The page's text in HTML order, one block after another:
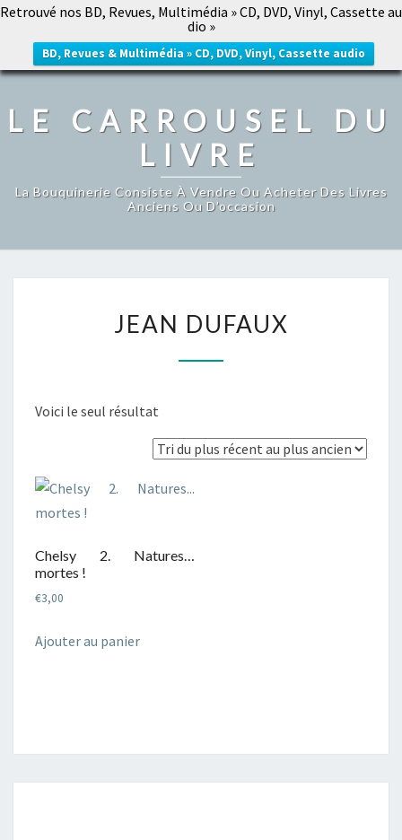
Retrouvé nos BD, Revues, Multimédia » CD, DVD, Vinyl, Cassette au
dio »
BD, Revues & Multimédia » CD, DVD, Vinyl, Cassette audio
LE CARROUSEL DU LIVRE
LE CARROUSEL DU
LIVRE
La Bouquinerie Consiste À Vendre Ou Acheter Des Livres
Anciens Ou D’occasion
DUFAUX
JEAN DUFAUX
Voici le seul résultat
Chelsy 2. Natures…
mortes !
€3,00
Ajouter au panier